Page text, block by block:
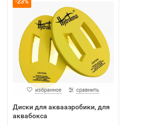
избранное сравнить
Диски для аквааэробики, для
аквабокса